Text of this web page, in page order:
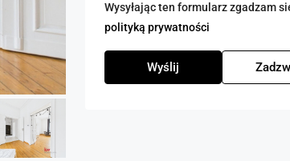
Wysyłając ten formularz zgadzam
polityką prywatności
Wyślij